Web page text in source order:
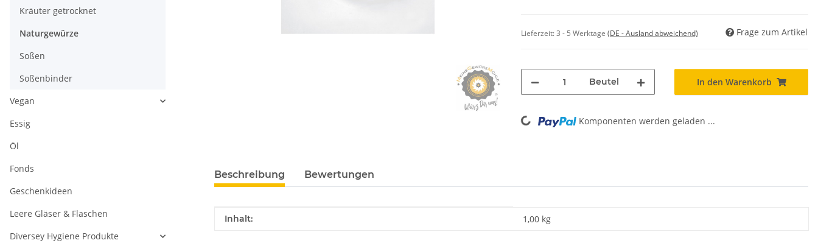
Lieferzeit:3 - 5 Werktage (DE - Ausland abweichend) Frage zum Artikel
Beutel In den Warenkorb
Loading... Komponenten werden geladen ...
Beschreibung Bewertungen
Produkteigenschaft
Wert
Inhalt: 1,00 kg
Kräuter getrocknet
Naturgewürze
Soßen
Soßenbinder
Vegan
Essig
Öl
Fonds
Geschenkideen
Leere Gläser & Flaschen
Diversey Hygiene Produkte